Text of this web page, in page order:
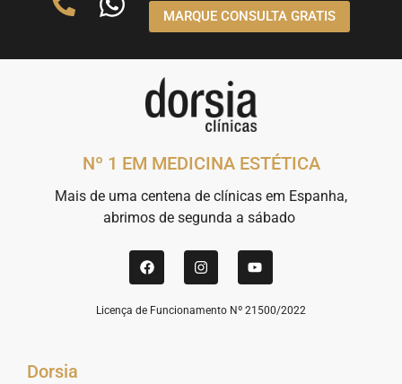
MARQUE CONSULTA GRATIS
Nº 1 EM MEDICINA ESTÉTICA
Mais de uma centena de clínicas em Espanha,
abrimos de segunda a sábado
Licença de Funcionamento Nº 21500/2022
Dorsia